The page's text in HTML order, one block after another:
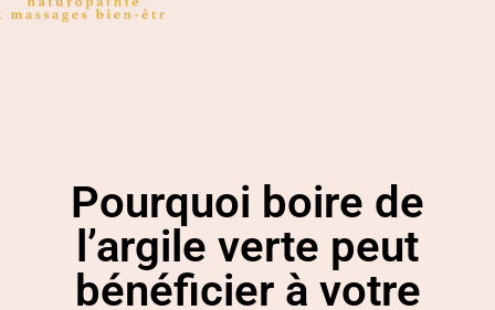
Pourquoi boire de
l’argile verte peut
bénéficier à votre